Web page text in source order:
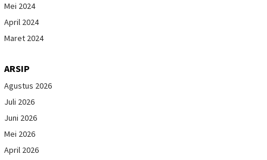
Mei 2024
April 2024
Maret 2024
ARSIP
Agustus 2026
Juli 2026
Juni 2026
Mei 2026
April 2026